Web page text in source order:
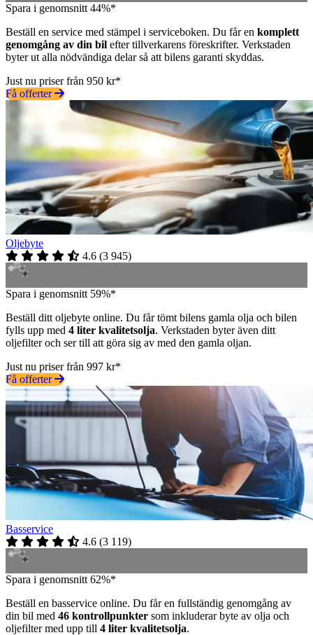
Spara i genomsnitt 44%*
Beställ en service med stämpel i serviceboken. Du får en komplett
genomgång av din bil efter tillverkarens föreskrifter. Verkstaden
byter ut alla nödvändiga delar så att bilens garanti skyddas.
Just nu priser från 950 kr*
Få offerter
Oljebyte
4.6 (3 945)
Spara i genomsnitt 59%*
Beställ ditt oljebyte online. Du får tömt bilens gamla olja och bilen
fylls upp med 4 liter kvalitetsolja. Verkstaden byter även ditt
oljefilter och ser till att göra sig av med den gamla oljan.
Just nu priser från 997 kr*
Få offerter
Basservice
4.6 (3 119)
Spara i genomsnitt 62%*
Beställ en basservice online. Du får en fullständig genomgång av
din bil med 46 kontrollpunkter som inkluderar byte av olja och
oljefilter med upp till 4 liter kvalitetsolja.